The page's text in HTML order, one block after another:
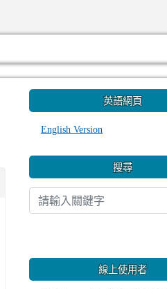
英語網頁
English Version
搜尋
線上使用者